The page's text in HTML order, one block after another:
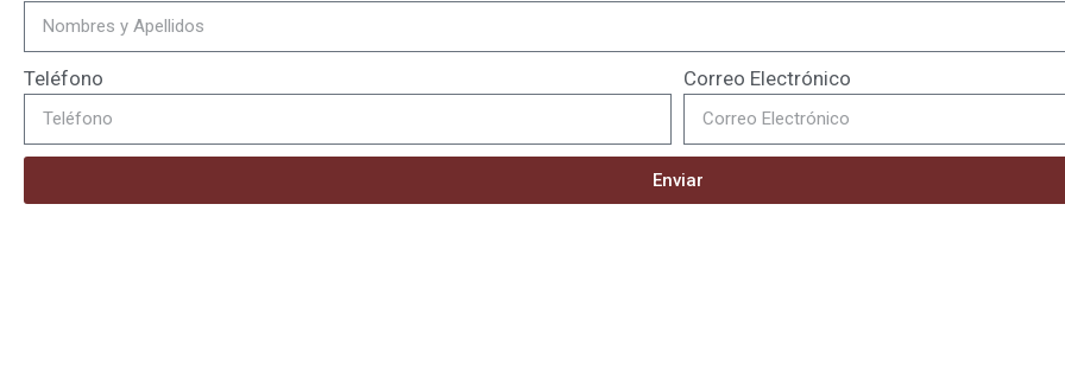
Teléfono Correo Electrónico
Enviar